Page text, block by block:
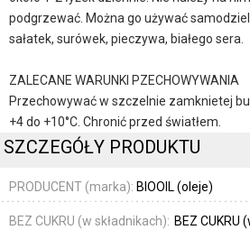
podgrzewać. Można go używać
sałatek, surówek, pieczywa, białego sera.
ZALECANE WARUNKI PZECHOWYWANIA
Przechowywać w szczelnie zamknietej
+4 do +10°C. Chronić przed światłem.
SZCZEGÓŁY PRODUKTU
PRODUCENT (marka): BIOOIL (oleje)
BEZ CUKRU (w składnikach): BEZ CUKRU